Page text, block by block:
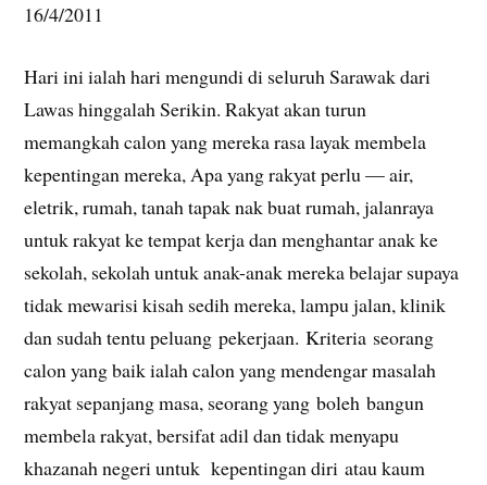
16/4/2011
Hari ini ialah hari mengundi di seluruh Sarawak dari
Lawas hinggalah Serikin. Rakyat akan turun
memangkah calon yang mereka rasa layak membela
kepentingan mereka, Apa yang rakyat perlu — air,
eletrik, rumah, tanah tapak nak buat rumah, jalanraya
untuk rakyat ke tempat kerja dan menghantar anak ke
sekolah, sekolah untuk anak-anak mereka belajar supaya
tidak mewarisi kisah sedih mereka, lampu jalan, klinik
dan sudah tentu peluang pekerjaan. Kriteria seorang
calon yang baik ialah calon yang mendengar masalah
rakyat sepanjang masa, seorang yang boleh bangun
membela rakyat, bersifat adil dan tidak menyapu
khazanah negeri untuk kepentingan diri atau kaum